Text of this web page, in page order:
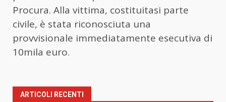
Procura. Alla vittima, costituitasi parte
civile, è stata riconosciuta una
provvisionale immediatamente esecutiva di
10mila euro.
ARTICOLI RECENTI